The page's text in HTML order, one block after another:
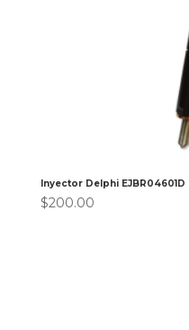
Inyector Delphi EJBR04601D
$200.00